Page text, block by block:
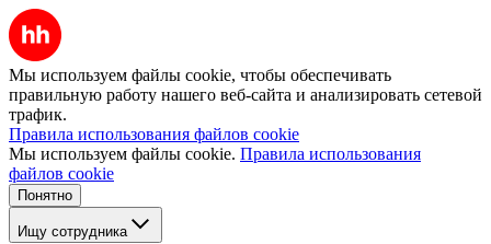
Мы используем файлы cookie, чтобы обеспечивать
правильную работу нашего веб-сайта и анализировать сетевой
трафик.
Правила использования файлов cookie
Мы используем файлы cookie. Правила использования
файлов cookie
Понятно
Ищу сотрудника